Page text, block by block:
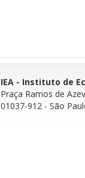
IEA - Instituto de
Praça Ramos de
01037-912 - São